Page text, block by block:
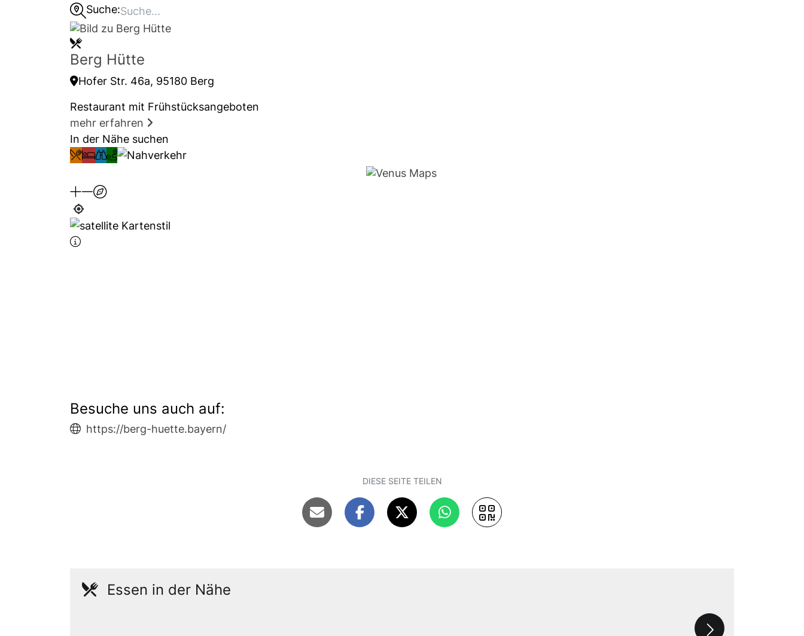
Suche:
Berg Hütte
Hofer Str. 46a, 95180 Berg
Restaurant mit Frühstücksangeboten
mehr erfahren
In der Nähe suchen
Besuche uns auch auf:
https://berg-huette.bayern/
DIESE SEITE TEILEN
Essen in der Nähe